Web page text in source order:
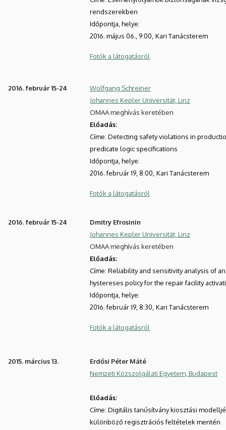
rendszerekben
Időpontja, helye:
2016. május 06., 9:00, Kari Tanácsterem
Fotók a látogatásról
2016. február 15-24
Wolfgang Schreiner
Johannes Kepler Universität, Linz
OMAA meghívás keretében
Előadás:
Címe: Detecting safety violations in
predicate logic specifications
Időpontja, helye:
2016. február 19, 8:00, Kari Tanácsterem
Fotók a látogatásról
2016. február 15-24
Dmitry Efrosinin
Johannes Kepler Universität, Linz
OMAA meghívás keretében
Előadás:
Címe: Reliability and sensitivity analysis of
hystereses policy for the repair facility
Időpontja, helye:
2016. február 19, 8:30, Kari Tanácsterem
Fotók a látogatásról
2015. március 13.
Erdősi Péter Máté
Nemzeti Közszolgálati Egyetem, Budapest
Előadás:
Címe: Digitális tanúsítvány kiosztási
különböző regisztrációs feltételek mentén